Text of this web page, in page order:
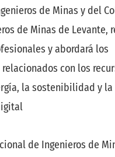
de Minas y del
de Minas de Levante,
y abordará los
con los
la sostenibilidad y la
de Ingenieros de